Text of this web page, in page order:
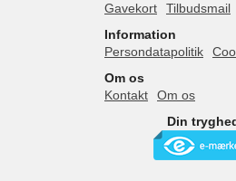
Gavekort
Tilbudsmail
Information
Persondatapolitik
Om os
Kontakt
Om os
Din